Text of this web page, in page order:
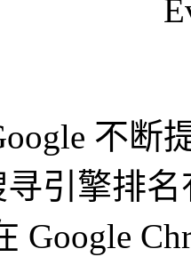
不断提
引擎排
Google